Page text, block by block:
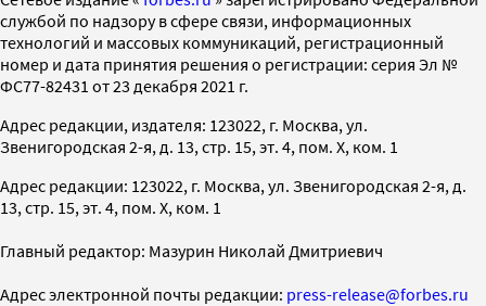
службой по надзору в сфере связи, информационных
технологий и массовых коммуникаций, регистрационный
номер и дата принятия решения о регистрации: серия Эл №
ФС77-82431 от 23 декабря 2021 г.
Адрес редакции, издателя: 123022, г. Москва, ул.
Звенигородская 2-я, д. 13, стр. 15, эт. 4, пом. X, ком. 1
Адрес редакции: 123022, г. Москва, ул. Звенигородская 2-я, д.
13, стр. 15, эт. 4, пом. X, ком. 1
Главный редактор: Мазурин Николай Дмитриевич
Адрес электронной почты редакции: press-release@forbes.ru